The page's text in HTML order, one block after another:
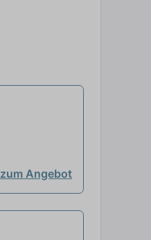
zum Angebot